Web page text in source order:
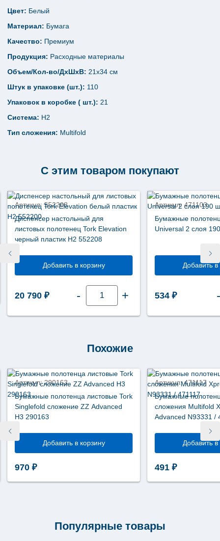
Цвет: Белый
Материал: Бумага
Качество: Премиум
Продукция: Расходные материалы
Объем/Кол-во/ДхШхВ: 21х34 см
Штук в упаковке (шт.): 110
Упаковок в коробке ( шт.): 21
Система: Н2
Тип сложения: Multifold
С этим товаром покупают
Артикул: 552208
Диспенсер настольный для
листовых полотенец Tork Elevation
черный пластик Н2 552208
Добавить в корзину
20 790 ₽ -
Количество
товара
для
Elevation
черный
552208
+
Артикул: 471103
Бумажные
Universal 2 слоя
Добавить в
534 ₽ -
Похожие
Артикул: 290163
Бумажные полотенца листовые Tork
Singlefold сложение ZZ Advanced
Н3 290163
Добавить в корзину
970 ₽
Артикул: 471117
Бумажные
сложения Multifold
Advanced N93331 /
Добавить в
491 ₽
Популярные товары